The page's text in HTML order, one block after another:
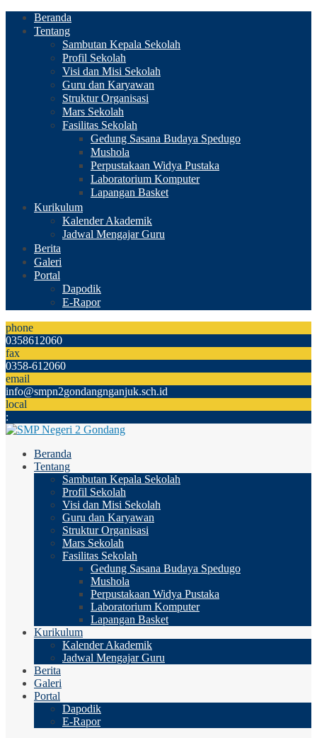
Beranda
Tentang
Sambutan Kepala Sekolah
Profil Sekolah
Visi dan Misi Sekolah
Guru dan Karyawan
Struktur Organisasi
Mars Sekolah
Fasilitas Sekolah
Gedung Sasana Budaya Spedugo
Mushola
Perpustakaan Widya Pustaka
Laboratorium Komputer
Lapangan Basket
Kurikulum
Kalender Akademik
Jadwal Mengajar Guru
Berita
Galeri
Portal
Dapodik
E-Rapor
phone
0358612060
fax
0358-612060
email
info@smpn2gondangnganjuk.sch.id
local
:
Beranda
Tentang
Sambutan Kepala Sekolah
Profil Sekolah
Visi dan Misi Sekolah
Guru dan Karyawan
Struktur Organisasi
Mars Sekolah
Fasilitas Sekolah
Gedung Sasana Budaya Spedugo
Mushola
Perpustakaan Widya Pustaka
Laboratorium Komputer
Lapangan Basket
Kurikulum
Kalender Akademik
Jadwal Mengajar Guru
Berita
Galeri
Portal
Dapodik
E-Rapor